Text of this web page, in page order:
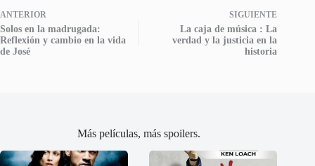
ANTERIOR
Solos en la madrugada:
Reflexión y cambio en la vida
de José
SIGUIENTE
La caja de música : La
verdad y la justicia en la
historia
Más películas, más spoilers.